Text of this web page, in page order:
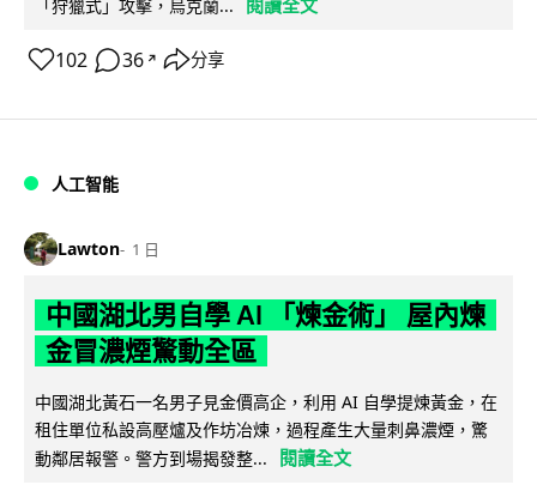
「狩獵式」攻擊，烏克蘭...
閱讀全文
102 36 ↗ 分享
人工智能
Lawton 1 日
中國湖北男自學 AI 「煉金術」 屋內煉
金冒濃煙驚動全區
中國湖北黃石一名男子見金價高企，利用 AI 自學提煉黃金，在
租住單位私設高壓爐及作坊冶煉，過程產生大量刺鼻濃煙，驚
動鄰居報警。警方到場揭發整...
閱讀全文